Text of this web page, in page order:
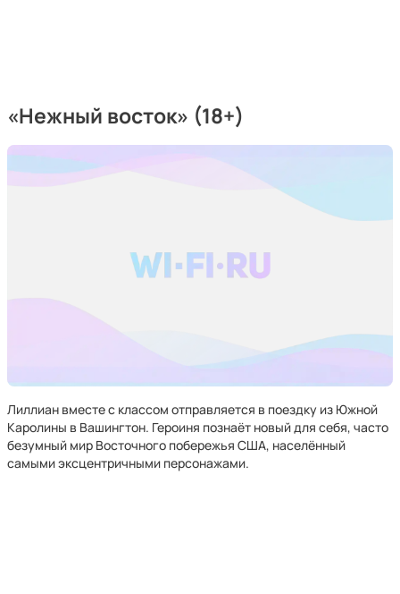
«Нежный восток» (18+)
Лиллиан вместе с классом отправляется в поездку из Южной
Каролины в Вашингтон. Героиня познаёт новый для себя, часто
безумный мир Восточного побережья США, населённый
самыми эксцентричными персонажами.